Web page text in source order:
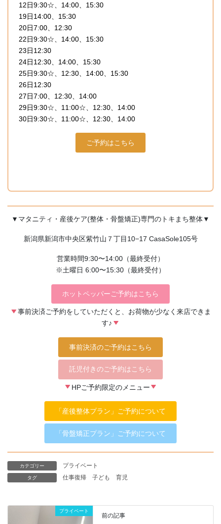
12日9:30☆、14:00、15:30
19日14:00、15:30
20日7:00、12:30
22日9:30☆、14:00、15:30
23日12:30
24日12:30、14:00、15:30
25日9:30☆、12:30、14:00、15:30
26日12:30
27日7:00、12:30、14:00
29日9:30☆、11:00☆、12:30、14:00
30日9:30☆、11:00☆、12:30、14:00
ご予約はこちら
▼マタニティ・産後ケア(整体・骨盤矯正)専門のトキまち整体▼
新潟県新潟市中央区紫竹山７丁目10−17 CasaSole105号
営業時間9:30〜14:00（最終受付）
※土曜日 6:00〜15:30（最終受付）
ホットペッパーご予約はこちら
事前決済ご予約をしていただくと、お荷物が少なく来店できま
す♪
事前決済のご予約はこちら
託児付きのご予約はこちら
HPご予約限定のメニュー
「産後整体プラン」ご予約について
「骨盤矯正プラン」ご予約について
カテゴリー プライベート
タグ 仕事復帰 子ども 育児
プライベート
前の記事